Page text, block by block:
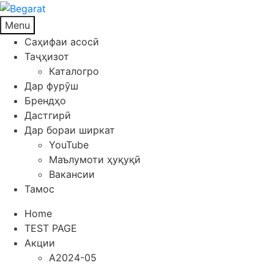
Menu
Саҳифаи асосӣ
Таҷҳизот
Каталогро
Дар фурӯш
Брендҳо
Дастгирӣ
Дар бораи ширкат
YouTube
Маълумоти ҳуқуқӣ
Вакансии
Тамос
Home
TEST PAGE
Акции
A2024-05